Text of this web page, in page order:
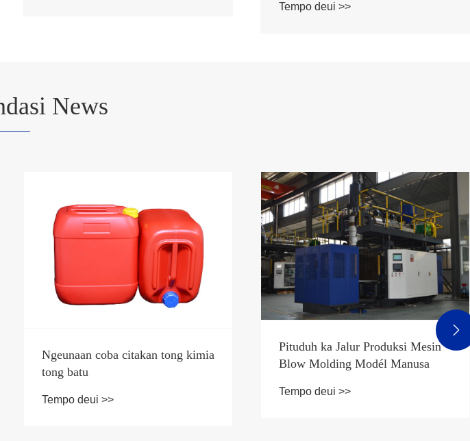
Tempo deui >>
News
Ngeunaan coba citakan tong kimia
tong batu
Tempo deui >>
Pituduh ka Jalur Produksi Mesin
Blow Molding Modél Manusa
Tempo deui >>
